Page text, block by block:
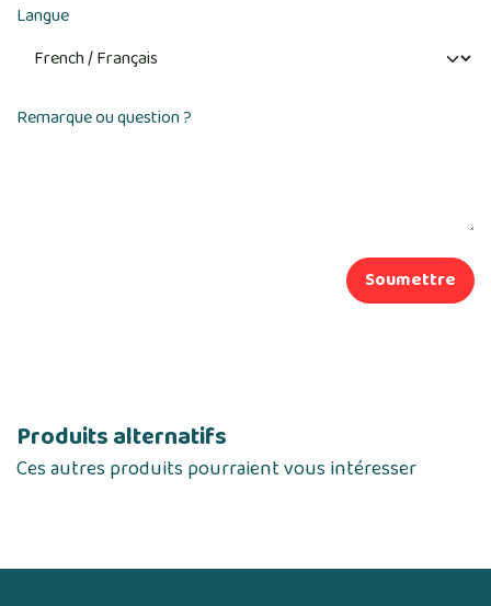
Langue
Remarque ou question ?
Soumettre
Produits alternatifs
Ces autres produits pourraient vous intéresser